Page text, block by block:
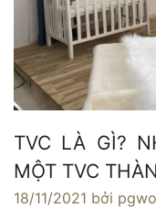
TVC LÀ GÌ?
MỘT TVC
18/11/2021 bởi